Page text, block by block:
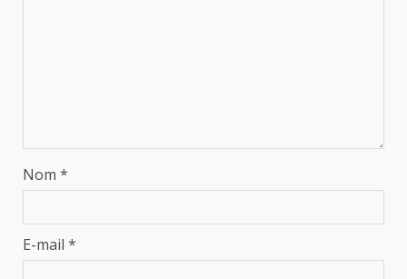
Nom *
E-mail *